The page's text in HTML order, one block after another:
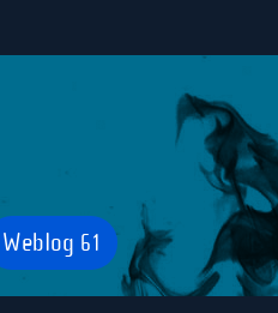
Weblog 61